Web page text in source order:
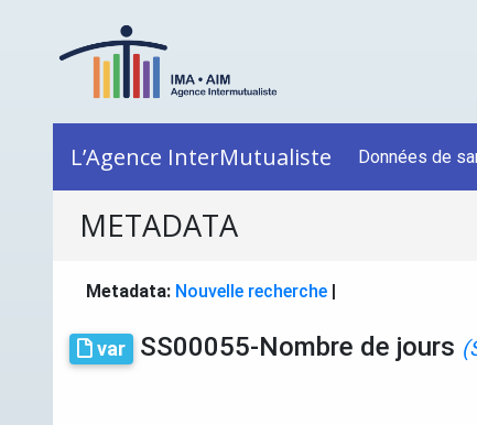
L’Agence InterMutualiste Données de
METADATA
Metadata: Nouvelle recherche |
var SS00055-Nombre de jours